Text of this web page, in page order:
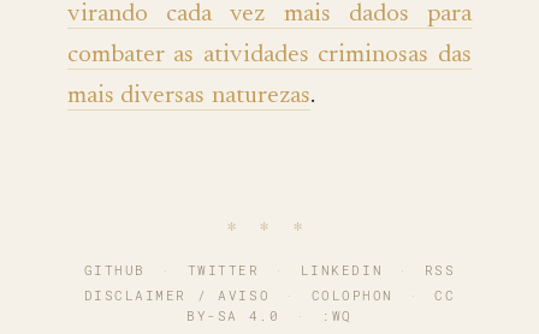
virando cada vez mais dados para
combater as atividades criminosas das
mais diversas naturezas.
∗ ∗ ∗
GITHUB · TWITTER · LINKEDIN ·
RSS
DISCLAIMER / AVISO
· COLOPHON ·
CC
BY-SA 4.0
· :WQ